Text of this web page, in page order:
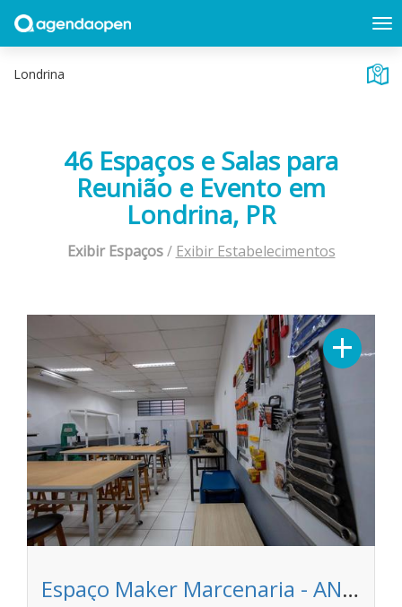
46 Espaços e Salas para
Reunião e Evento em
Londrina, PR
Exibir Espaços/ Exibir Estabelecimentos
+
Espaço Maker Marcenaria - ANHANGUERA CATUAÍ